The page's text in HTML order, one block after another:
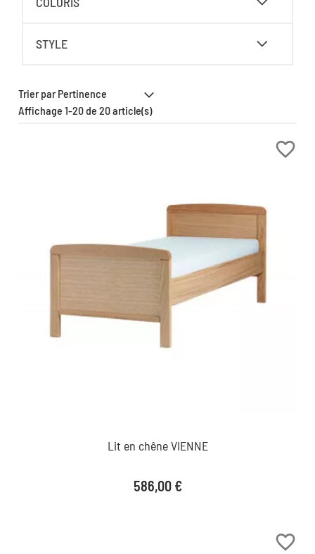
STYLE
Affichage 1-20 de 20 article(s)
favorite_border
Lit en chêne VIENNE
Prix
586,00 €
favorite_border